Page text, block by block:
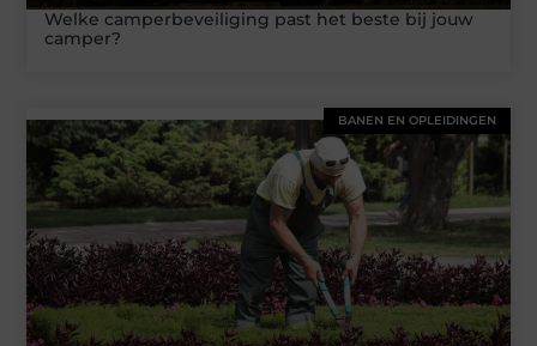
Welke camperbeveiliging past het beste bij jouw
camper?
BANEN EN OPLEIDINGEN